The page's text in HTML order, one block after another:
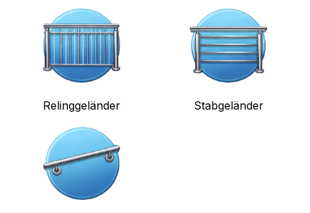
Relinggeländer Stabgeländer